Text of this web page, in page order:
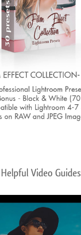
Helpful Video Guides